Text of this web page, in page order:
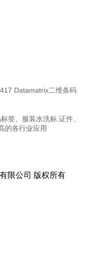
Datamatrix二维条码
签、服装水洗标,证件、
的各行业应用
限公司 版权所有